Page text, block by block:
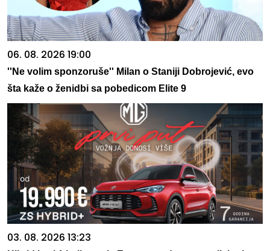
06. 08. 2026 19:00
''Ne volim sponzoruše'' Milan o Staniji Dobrojević, evo
šta kaže o ženidbi sa pobedicom Elite 9
03. 08. 2026 13:23